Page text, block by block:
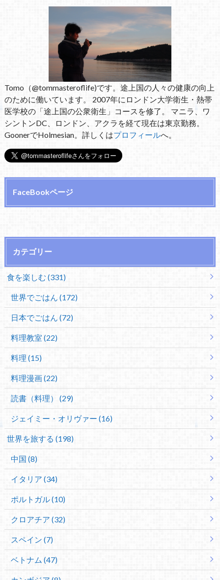
Tomo（@tommasteroflife)です。途上国の人々の健康の向上
のために働いています。 2007年にロンドン大学衛生・熱帯
医学校の「途上国の公衆衛生」コースを修了。 マニラ、ワ
シントンDC、ロンドン、アクラを経て現在は東京勤務。
GoonerでHolmesian。詳しくはプロフィールへ。
FaceBookページ
カテゴリー
食を楽しむ (331)
世界でごはん (172)
日本でごはん (72)
料理教室 (22)
料理 (15)
料理漫画 (22)
読書（料理） (29)
ジェイミー・オリヴァー (16)
世界を旅する (198)
中国 (8)
イタリア (34)
ポルトガル (10)
クロアチア (32)
スペイン (7)
ベトナム (47)